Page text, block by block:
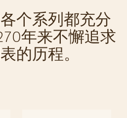
个系列都充分
年来不懈追求
的历程。